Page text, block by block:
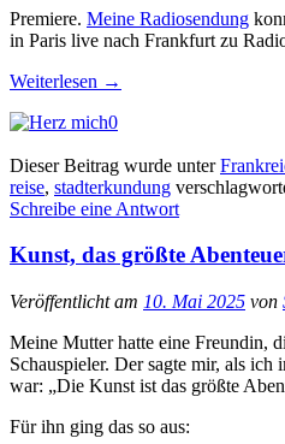
Premiere. Meine Radiosendung
in Paris live nach Frankfurt zu
Weiterlesen →
0
Dieser Beitrag wurde unter
reise, stadterkundung
Schreibe eine Antwort
Kunst, das größte
Veröffentlicht am 10. Mai 2025 von
Meine Mutter hatte eine Freundin,
Schauspieler. Der sagte mir, als
war: „Die Kunst ist das größte
Für ihn ging das so aus: